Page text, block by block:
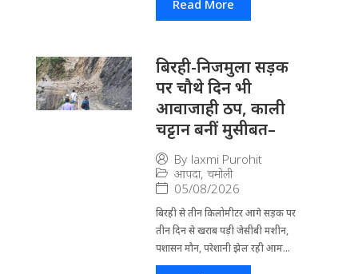
Read More
बिरही-निजमुला सड़क
पर चौथे दिन भी
आवाजाही ठप, काली
चट्टान बनीं मुसीबत–
By laxmi Purohit
आपदा, चमोली
05/08/2026
बिरही से तीन किलोमीटर आगे सड़क पर
तीन दिन से खराब पड़ी जेसीबी मशीन,
पशासन मौन, परेशानी झेल रही आम...